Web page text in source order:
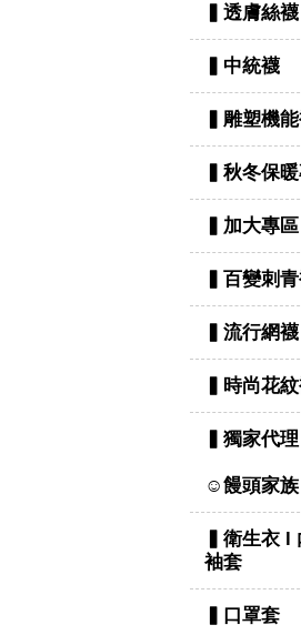
▍透膚絲襪
▍中統襪
▍雕塑機
▍秋冬保
▍加大專區
▍百變刺
▍流行網襪
▍時尚花
▍獨家代理
☺饅頭家族
▍衛生衣 l
袖套
▍口罩套